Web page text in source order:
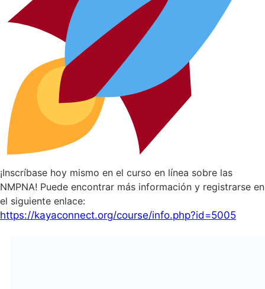
¡Inscríbase hoy mismo en el curso en línea sobre las
NMPNA! Puede encontrar más información y registrarse en
el siguiente enlace:
https://kayaconnect.org/course/info.php?id=5005